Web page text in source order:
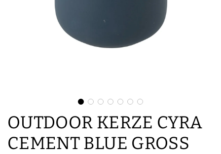
OUTDOOR KERZE CYRA
CEMENT BLUE GROSS